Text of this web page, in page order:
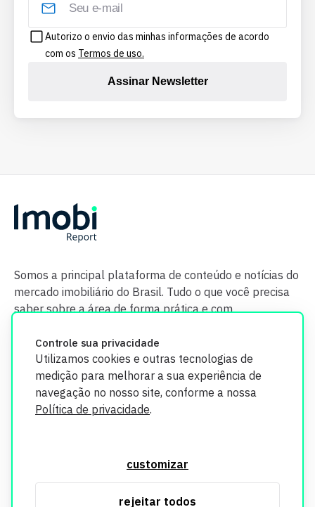
Controle sua privacidade
Utilizamos cookies e outras tecnologias de
medição para melhorar a sua experiência de
navegação no nosso site, conforme a nossa
Política de privacidade.
customizar
rejeitar todos
Autorizo o envio das minhas informações de acordo
com os Termos de uso.
Assinar Newsletter
Somos a principal plataforma de conteúdo e notícias do
mercado imobiliário do Brasil. Tudo o que você precisa
saber sobre a área de forma prática e com
segurança. Todos os dados coletados em nosso site são
utilizados exclusivamente para fins de aprimoramento de
informações, consulte nossa Política de Privacidade.